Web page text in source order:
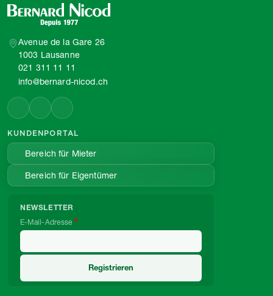
Avenue de la Gare 26
1003 Lausanne
021 311 11 11
info@bernard-nicod.ch
KUNDENPORTAL
Bereich für Mieter
Bereich für Eigentümer
NEWSLETTER
E-Mail-Adresse